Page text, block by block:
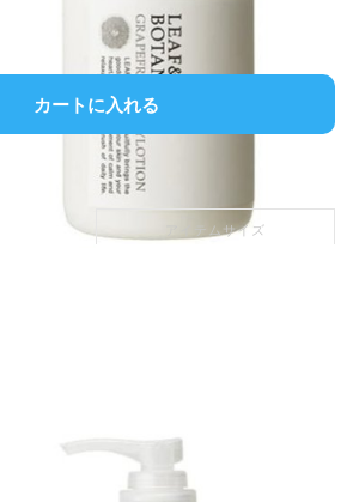
店舗在庫を確認する
アイテムサイズ
みを肌と心で感じるリーフ＆ボタニクス。植物が持
めの有用な成分を取り入れたスキンケアアイテムと
す。すべてのアイテムに天然精油(エッセンシャルオ
あわただしい日常に心ほぐれるひとときをお届けし
シア脂とサトウキビ由来のスクワランを配合した、み
液
与え、しっとりとやわらかい肌を保ちます。
気分をリフレッシュしてくれるようなさわやかな香り
いサイズにしました
からポンプタイプの300mLへ変更。詰替用もご用意